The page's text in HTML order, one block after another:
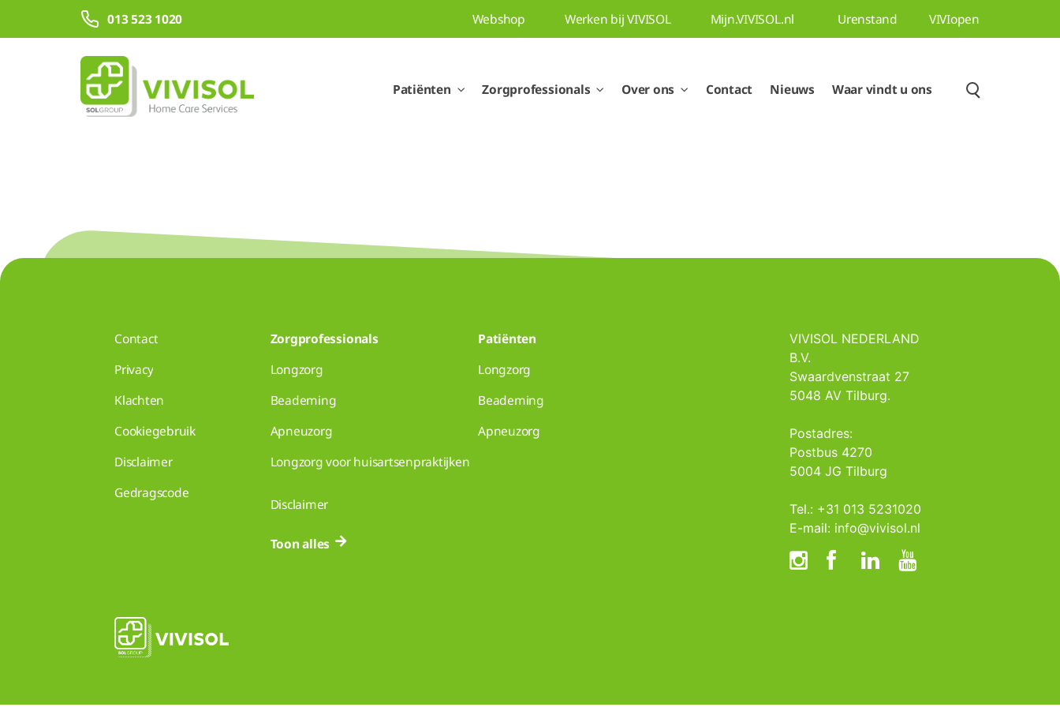
Overslaan en naar hoofdinhoud gaan
013 523 1020 Webshop Werken bij VIVISOL Mijn.VIVISOL.nl Urenstand VIVIopen
Patiënten Zorgprofessionals Over ons Contact Nieuws Waar vindt u ons
Contact
Privacy
Klachten
Cookiegebruik
Disclaimer
Gedragscode
Zorgprofessionals
Longzorg
Beademing
Apneuzorg
Longzorg voor huisartsenpraktijken
Disclaimer
Toon alles
Patiënten
Longzorg
Beademing
Apneuzorg
VIVISOL NEDERLAND
B.V.
Swaardvenstraat 27
5048 AV Tilburg.
Postadres:
Postbus 4270
5004 JG Tilburg
Tel.: +31 013 5231020
E-mail: info@vivisol.nl